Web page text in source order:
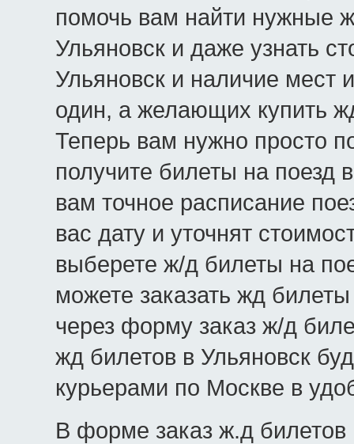
помочь вам найти нужные
Ульяновск и даже узнать
Ульяновск и наличие мест
один, а желающих купить
Теперь вам нужно просто
получите билеты на поезд
вам точное расписание
вас дату и уточнят
выберете ж/д билеты на
можете заказать жд
через форму заказ ж/д
жд билетов в Ульяновск
курьерами по Москве в
В форме заказ ж.д билетов